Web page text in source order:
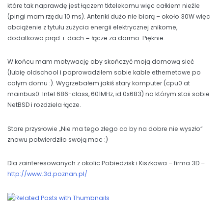
które tak naprawdę jest łączem tktelekomu więc całkiem nieźle
(pingi mam rzędu 10 ms). Antenki dużo nie biorą – około 30W więc
obciążenie z tytułu zużycia energii elektrycznej znikome,
dodatkowo prąd + dach = łącze za darmo. Pięknie.
W końcu mam motywację aby skończyć moją domową sieć
(lubię oldschool i poprowadziłem sobie kable ethernetowe po
całym domu :). Wygrzebałem jakiś stary komputer (cpu0 at
mainbus0: Intel 686-class, 601MHz, id 0x683) na którym stoii sobie
NetBSD i rozdziela łącze.
Stare przysłowie „Nie ma tego złego co by na dobre nie wyszło”
znowu potwierdziło swoją moc :)
Dla zainteresowanych z okolic Pobiedzisk i Kiszkowa – firma 3D –
http://www.3d.poznan.pl/